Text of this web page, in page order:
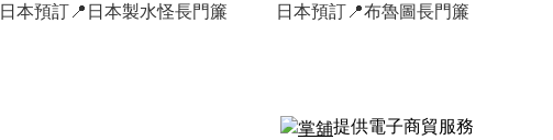
日本預訂📍日本製水怪長門簾 日本預訂📍布魯圖長門簾
提供電子商貿服務